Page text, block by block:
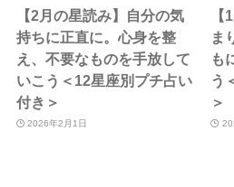
【2月の星読み】自分の気
持ちに正直に。心身を整
え、不要なものを手放して
いこう＜12星座別プチ占い
付き＞
2026年2月1日
ま
も
う
＞